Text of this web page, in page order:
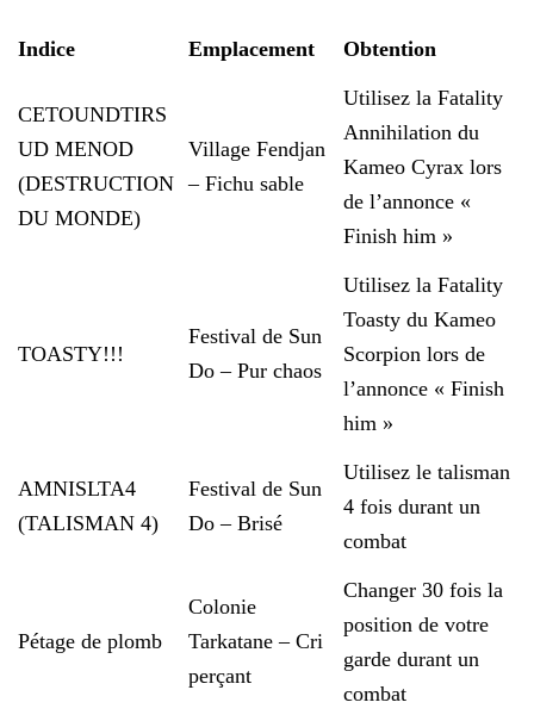
Indice Emplacement Obtention
CETOUNDTIRS
UD MENOD
(DESTRUCTION
DU MONDE)
Village Fendjan
– Fichu sable
Utilisez la Fatality
Annihilation du
Kameo Cyrax lors
de l’annonce «
Finish him »
TOASTY!!!
Festival de Sun
Do – Pur chaos
Utilisez la Fatality
Toasty du Kameo
Scorpion lors de
l’annonce « Finish
him »
AMNISLTA4
(TALISMAN 4)
Festival de Sun
Do – Brisé
Utilisez le talisman
4 fois durant un
combat
Pétage de plomb
Colonie
Tarkatane – Cri
perçant
Changer 30 fois la
position de votre
garde durant un
combat